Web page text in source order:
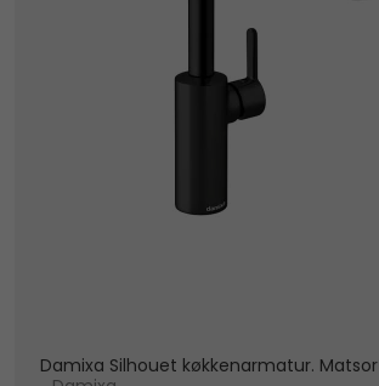
Damixa Silhouet køkkenarmatur.